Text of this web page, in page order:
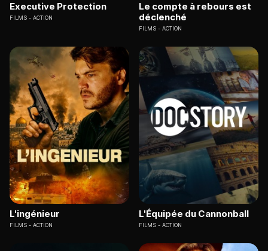
Executive Protection
FILMS ACTION
Le compte à rebours est
déclenché
FILMS ACTION
L'ingénieur
FILMS ACTION
L'Équipée du Cannonball
FILMS ACTION